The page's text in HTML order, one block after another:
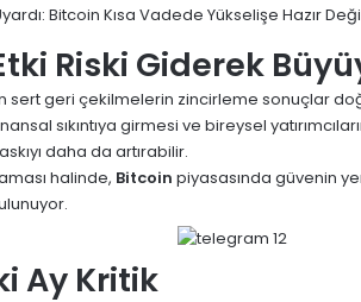
Riski Giderek
sert geri çekilmelerin zincirleme sonuçlar
sıkıntıya girmesi ve bireysel
daha da artırabilir.
halinde, Bitcoin piyasasında güvenin
Ay Kritik